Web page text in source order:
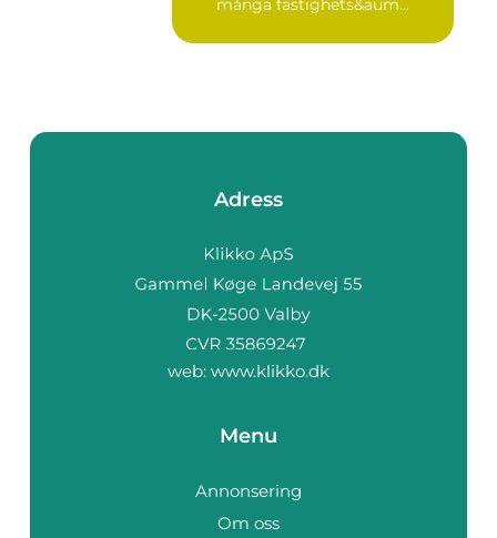
många fastighets&aum...
Adress
web: www.klikko.dk
Menu
Annonsering
Om oss